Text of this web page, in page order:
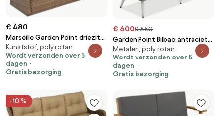
€ 480
Marseille Garden Point driezits
technorattan bank in bruin
Kunststof, poly rotan
Wordt verzonden over 5
dagen
Gratis bezorging
€ 600€ 650
Garden Point Bilbao antraciet
driezits technorattan
terrasbank
Metalen, poly rotan
Wordt verzonden over 5
dagen
Gratis bezorging
-10 %